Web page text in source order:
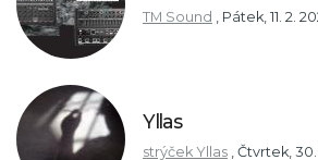
TM Sound Pátek, 11. 2.
Yllas
strýček Yllas Čtvrtek, 30.